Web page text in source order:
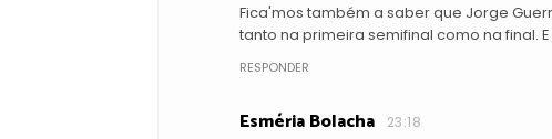
Fica'mos também a saber que Jorge
tanto na primeira semifinal como na final.
RESPONDER
Esméria Bolacha 23:18